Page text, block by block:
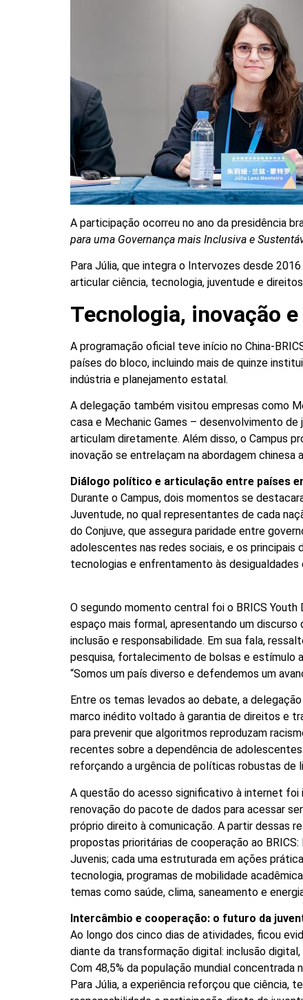
A participação ocorreu no ano da presidência
para uma Governança mais Inclusiva e
Para Júlia, que integra o Intervozes desde
articular ciência, tecnologia, juventude e
Tecnologia, inovação
A programação oficial teve início no China-
países do bloco, incluindo mais de quinze
indústria e planejamento estatal.
A delegação também visitou empresas como
casa e Mechanic Games – desenvolvimento
articulam diretamente. Além disso, o Campus
inovação se entrelaçam na abordagem chinesa
Diálogo político e articulação entre países
Durante o Campus, dois momentos se
Juventude, no qual representantes de cada
do Conjuve, que assegura paridade entre
adolescentes nas redes sociais, e os
tecnologias e enfrentamento às desigualdades
O segundo momento central foi o BRICS Youth
espaço mais formal, apresentando um
inclusão e responsabilidade. Em sua fala,
pesquisa, fortalecimento de bolsas e estímulo
“Somos um país diverso e defendemos um
Entre os temas levados ao debate, a
marco inédito voltado à garantia de direitos e
para prevenir que algoritmos reproduzam
recentes sobre a dependência de
reforçando a urgência de políticas robustas de
A questão do acesso significativo à internet foi
renovação do pacote de dados para acessar
próprio direito à comunicação. A partir dessas
propostas prioritárias de cooperação ao
Juvenis; cada uma estruturada em ações
tecnologia, programas de mobilidade
temas como saúde, clima, saneamento e
Intercâmbio e cooperação: o futuro da
Ao longo dos cinco dias de atividades, ficou
diante da transformação digital: inclusão
Com 48,5% da população mundial
Para Júlia, a experiência reforçou que ciência,